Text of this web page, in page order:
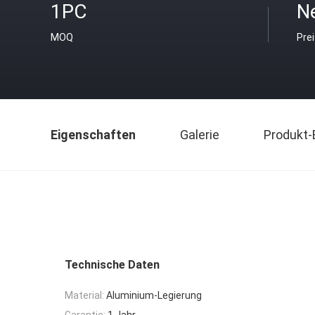
1PC
MOQ
Eigenschaften Galerie
Technische Daten
Material: Aluminium-Legierung